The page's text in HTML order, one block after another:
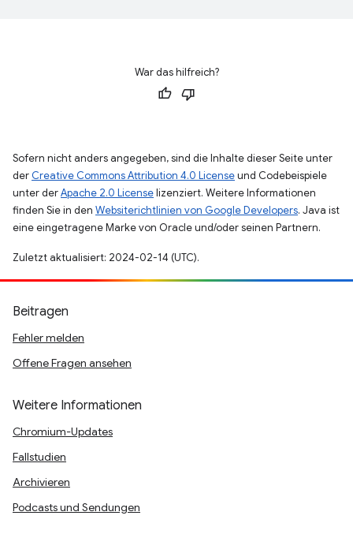
War das hilfreich?
Sofern nicht anders angegeben, sind die Inhalte dieser Seite unter
der Creative Commons Attribution 4.0 Licenseund Codebeispiele
unter derApache 2.0 Licenselizenziert. Weitere Informationen
finden Sie in den Websiterichtlinien von Google Developers. Java ist
eine eingetragene Marke von Oracle und/oder seinen Partnern.
Zuletzt aktualisiert: 2024-02-14 (UTC).
Beitragen
Fehler melden
Offene Fragen ansehen
Weitere Informationen
Chromium-Updates
Fallstudien
Archivieren
Podcasts und Sendungen